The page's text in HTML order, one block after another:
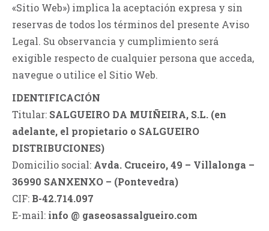
«Sitio Web») implica la aceptación expresa y sin
reservas de todos los términos del presente Aviso
Legal. Su observancia y cumplimiento será
exigible respecto de cualquier persona que acceda,
navegue o utilice el Sitio Web.
IDENTIFICACIÓN
Titular: SALGUEIRO DA MUIÑEIRA, S.L. (en
adelante, el propietario o SALGUEIRO
DISTRIBUCIONES)
Domicilio social: Avda. Cruceiro, 49 – Villalonga –
36990 SANXENXO – (Pontevedra)
CIF: B-42.714.097
E-mail: info @ gaseosassalgueiro.com